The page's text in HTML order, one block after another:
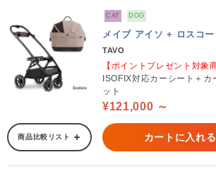
CAT DOG
メイブ アイソ + ロスコー
TAVO
【ポイントプレゼント対象
ISOFIX対応カーシート＋
ット
¥121,000 ～
商品比較リスト カートに入れる